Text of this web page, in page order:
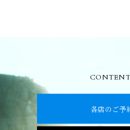
各店のご予